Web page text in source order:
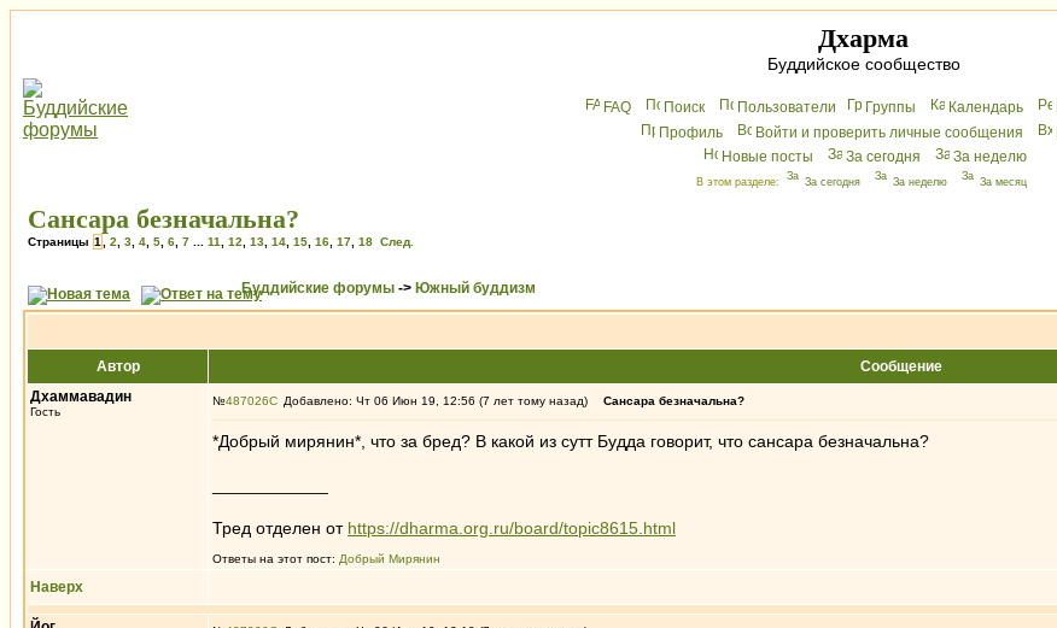
Дхарма
Буддийское сообщество
FAQ Поиск Пользователи Группы Календарь
Профиль
Войти и проверить личные сообщения
Новые посты
За сегодня За неделю
В этом разделе: За сегодня За неделю За месяц
Сансара безначальна?
Страницы 1 2 3 4 5 6 7 11 12 13 14 15 16 17 18 След.
Буддийские форумы -> Южный буддизм
Автор
Сообщение
Дхаммавадин
Гость
№487026 Добавлено: Чт 06 Июн 19, 12:56 (7 лет тому назад) Сансара безначальна?
*Добрый мирянин*, что за бред? В какой из сутт Будда говорит, что сансара безначальна?
Тред отделен от https://dharma.org.ru/board/topic8615.html
Ответы на этот пост: Добрый Мирянин
Наверх